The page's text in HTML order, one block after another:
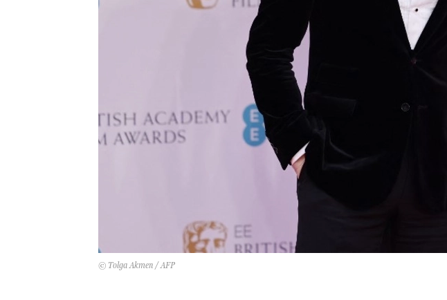
© Tolga Akmen / AFP